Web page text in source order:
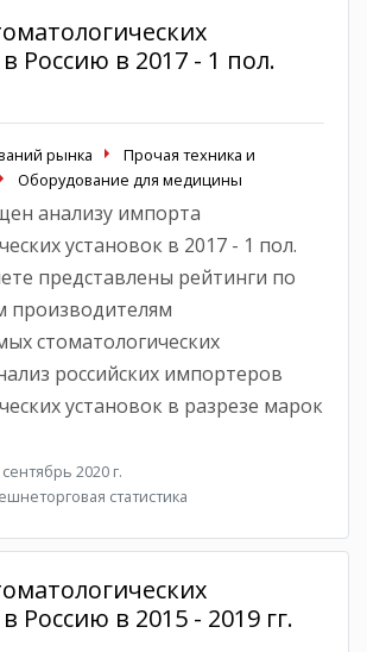
Россию в 2017 - 1 пол.
рынка
Прочая техника и
Оборудование для медицины
анализу импорта
установок в 2017 - 1 пол.
представлены рейтинги по
производителям
стоматологических
российских импортеров
установок в разрезе марок
сентябрь 2020 г.
статистика
Россию в 2015 - 2019 гг.